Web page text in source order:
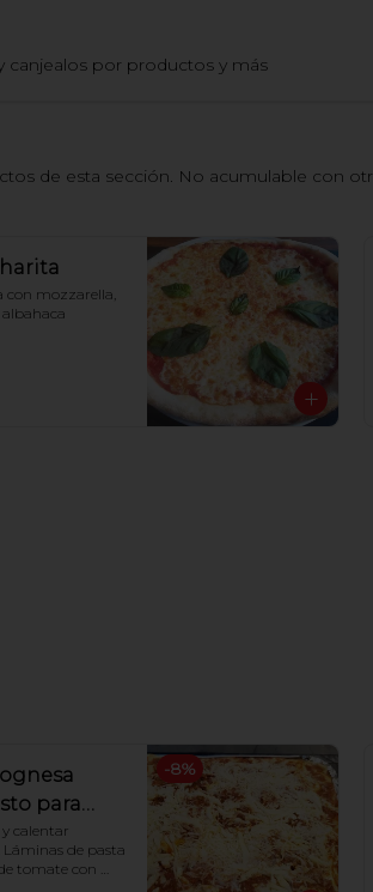
canjealos por productos y más
de esta sección. No acumulable con
con mozzarella,
-8%
para
calentar
Láminas de pasta
tomate con